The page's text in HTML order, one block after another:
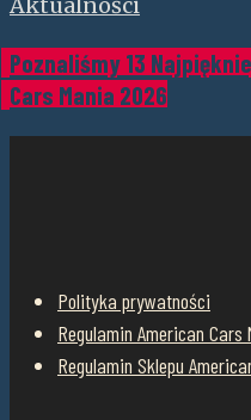
Poznaliśmy 13
Cars Mania 2026
Polityka prywatności
Regulamin American Cars
Regulamin Sklepu